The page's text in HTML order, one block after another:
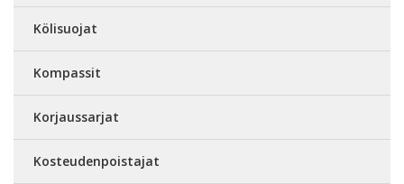
Kölisuojat
Kompassit
Korjaussarjat
Kosteudenpoistajat